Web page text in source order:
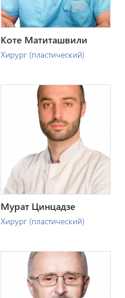
Коте Матиташвили
Хирург (пластический)
Мурат Цинцадзе
Хирург (пластический)